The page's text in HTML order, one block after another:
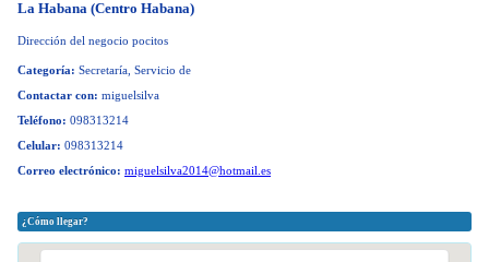
La Habana (Centro Habana)
Dirección del negocio pocitos
Categoría: Secretaría, Servicio de
Contactar con: miguelsilva
Teléfono: 098313214
Celular: 098313214
Correo electrónico: miguelsilva2014@hotmail.es
¿Cómo llegar?